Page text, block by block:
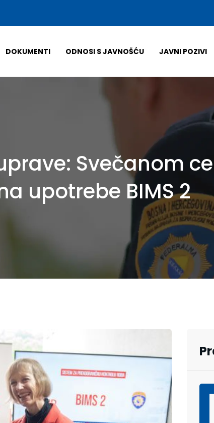
DOKUMENTI ODNOSI S JAVNOŠĆU JAVNI POZIVI
Svečanom
upotrebe BIMS 2